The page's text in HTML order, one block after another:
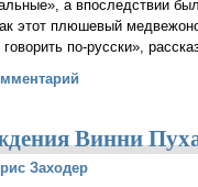
а впоследствии
этот плюшевый
по-русски»,
была подписана к
Винни
Заходер